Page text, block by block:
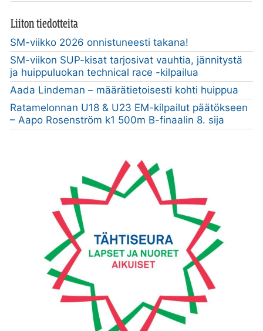
Liiton tiedotteita
SM-viikko 2026 onnistuneesti takana!
SM-viikon SUP-kisat tarjosivat vauhtia, jännitystä
ja huippuluokan technical race -kilpailua
Aada Lindeman – määrätietoisesti kohti huippua
Ratamelonnan U18 & U23 EM-kilpailut päätökseen
– Aapo Rosenström k1 500m B-finaalin 8. sija